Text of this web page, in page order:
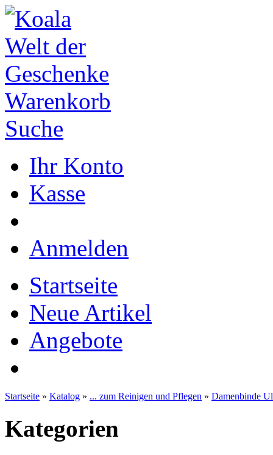
Warenkorb
Suche
Ihr Konto
Kasse
Anmelden
Startseite
Neue Artikel
Angebote
Startseite » Katalog » ... zum Reinigen und Pflegen » Damenbinde
Kategorien